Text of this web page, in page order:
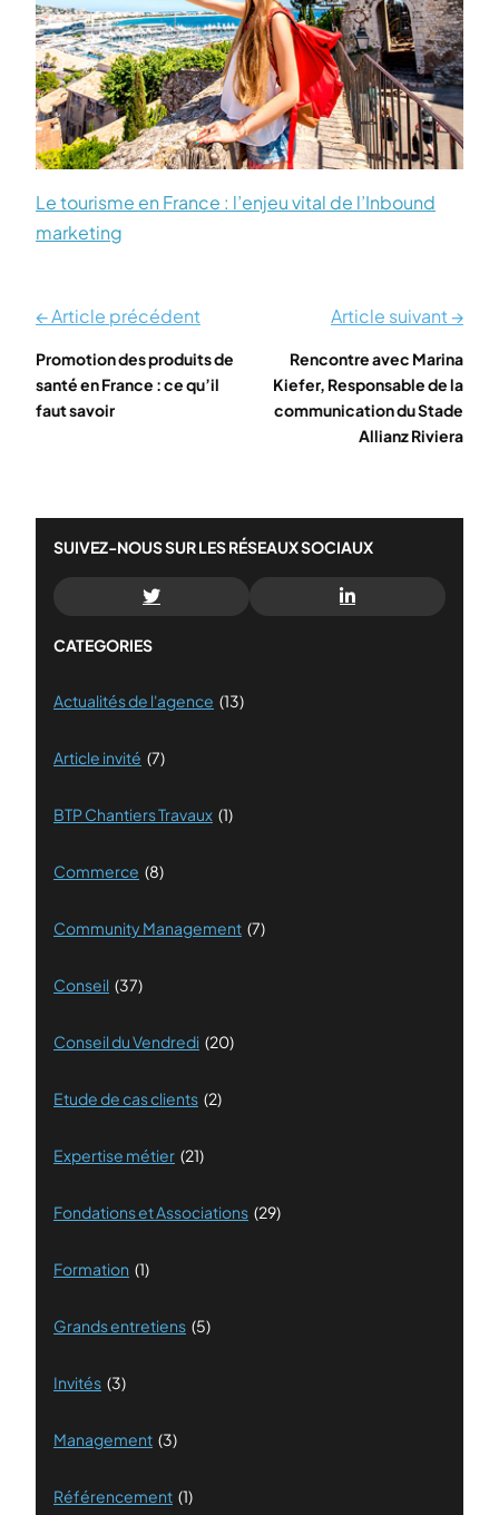
Le tourisme en France : l’enjeu vital de l’Inbound
marketing
← Article précédent
Promotion des produits de
santé en France : ce qu’il
faut savoir
Article suivant →
Rencontre avec Marina
Kiefer, Responsable de la
communication du Stade
Allianz Riviera
SUIVEZ-NOUS SUR LES RÉSEAUX SOCIAUX
CATEGORIES
Actualités de l'agence (13)
Article invité (7)
BTP Chantiers Travaux (1)
Commerce (8)
Community Management (7)
Conseil (37)
Conseil du Vendredi (20)
Etude de cas clients (2)
Expertise métier (21)
Fondations et Associations (29)
Formation (1)
Grands entretiens (5)
Invités (3)
Management (3)
Référencement (1)